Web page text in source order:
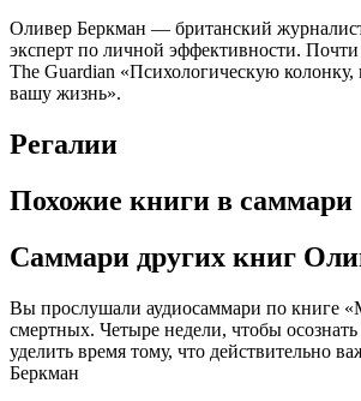
Оливер Беркман — британский
эксперт по личной эффективности. Почти
The Guardian «Психологическую колонку,
вашу жизнь».
Регалии
Похожие книги в саммари
Саммари других книг
Вы прослушали аудиосаммари по книге
смертных. Четыре недели, чтобы
уделить время тому, что действительно
Беркман